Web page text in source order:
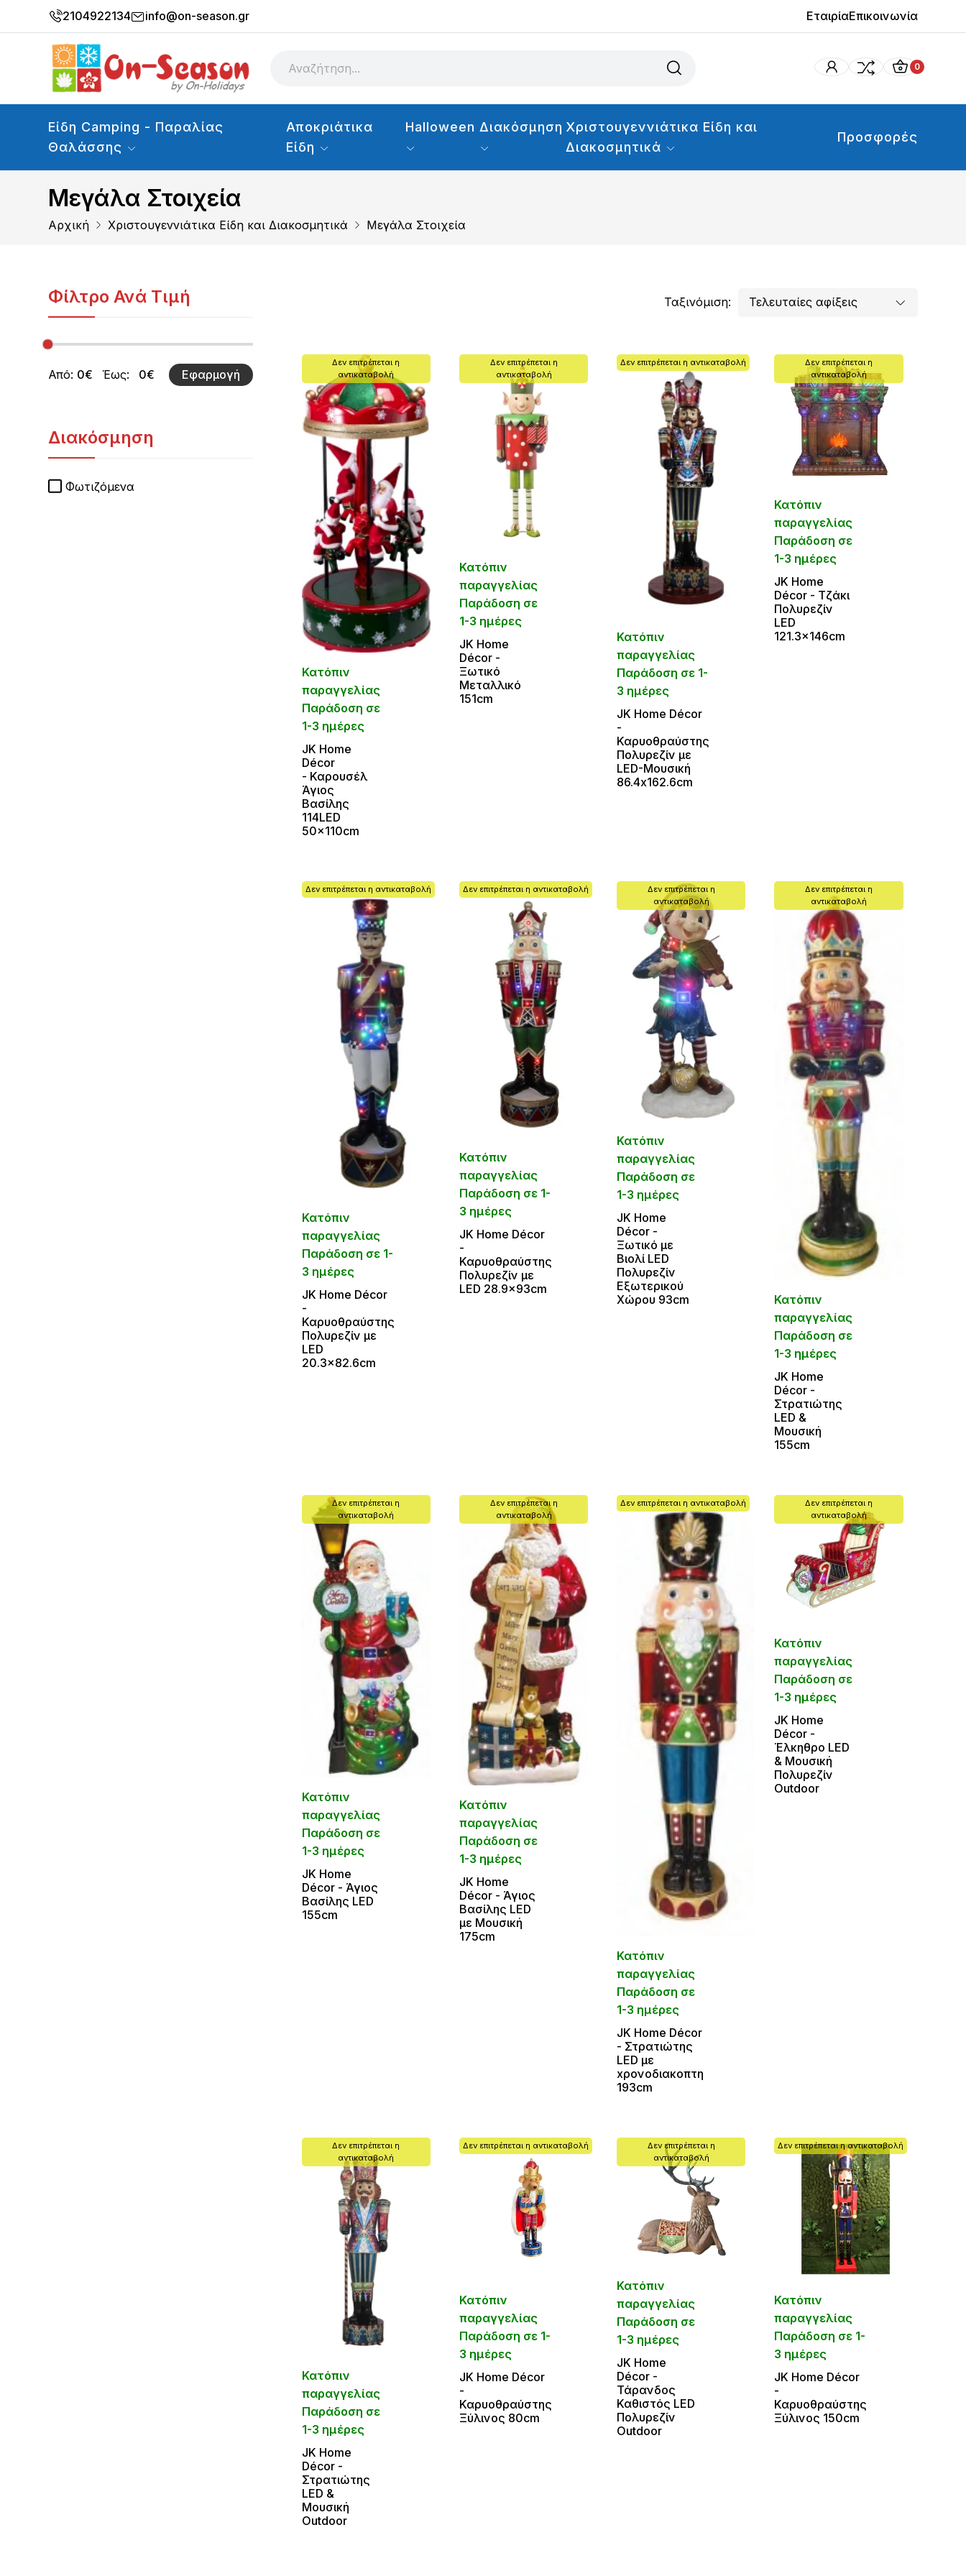
2104922134 info@on-season.gr ΕταιρίαΕπικοινωνία
0
Είδη Camping - Παραλίας
Θαλάσσης
Αποκριάτικα
Είδη
Halloween Διακόσμηση Χριστουγεννιάτικα Είδη και
Διακοσμητικά
Προσφορές
Μεγάλα Στοιχεία
Αρχική Χριστουγεννιάτικα Είδη και Διακοσμητικά Μεγάλα Στοιχεία
Φίλτρο Ανά Τιμή
Από: Έως: Εφαρμογή
Διακόσμηση
Φωτιζόμενα
Ταξινόμιση:
Δεν επιτρέπεται η
αντικαταβολή
Κατόπιν
παραγγελίας
Παράδοση σε
1-3 ημέρες
JK Home
Décor
- Καρουσέλ
Άγιος
Βασίλης
114LED
50x110cm
Δεν επιτρέπεται η
αντικαταβολή
Κατόπιν
παραγγελίας
Παράδοση σε
1-3 ημέρες
JΚ Home
Décor -
Ξωτικό
Μεταλλικό
151cm
Δεν επιτρέπεται η αντικαταβολή
Κατόπιν
παραγγελίας
Παράδοση σε 1-
3 ημέρες
JΚ Home Décor
-
Καρυοθραύστης
Πολυρεζίν με
LED-Μουσική
86.4x162.6cm
Δεν επιτρέπεται η
αντικαταβολή
Κατόπιν
παραγγελίας
Παράδοση σε
1-3 ημέρες
JK Home
Décor - Tζάκι
Πολυρεζίν
LED
121.3x146cm
Δεν επιτρέπεται η αντικαταβολή
Κατόπιν
παραγγελίας
Παράδοση σε 1-
3 ημέρες
JΚ Home Décor
-
Καρυοθραύστης
Πολυρεζίν με
LED
20.3x82.6cm
Δεν επιτρέπεται η αντικαταβολή
Κατόπιν
παραγγελίας
Παράδοση σε 1-
3 ημέρες
JΚ Home Décor
-
Καρυοθραύστης
Πολυρεζίν με
LED 28.9x93cm
Δεν επιτρέπεται η
αντικαταβολή
Κατόπιν
παραγγελίας
Παράδοση σε
1-3 ημέρες
JΚ Home
Décor -
Ξωτικό με
Βιολί LED
Πολυρεζίν
Εξωτερικού
Χώρου 93cm
Δεν επιτρέπεται η
αντικαταβολή
Κατόπιν
παραγγελίας
Παράδοση σε
1-3 ημέρες
JΚ Home
Décor -
Στρατιώτης
LED &
Μουσική
155cm
Δεν επιτρέπεται η
αντικαταβολή
Κατόπιν
παραγγελίας
Παράδοση σε
1-3 ημέρες
JΚ Home
Décor - Άγιος
Βασίλης LED
155cm
Δεν επιτρέπεται η
αντικαταβολή
Κατόπιν
παραγγελίας
Παράδοση σε
1-3 ημέρες
JΚ Home
Décor - Άγιος
Βασίλης LED
με Μουσική
175cm
Δεν επιτρέπεται η αντικαταβολή
Κατόπιν
παραγγελίας
Παράδοση σε
1-3 ημέρες
JK Home Décor
- Στρατιώτης
LED με
xρονοδιακοπτη
193cm
Δεν επιτρέπεται η
αντικαταβολή
Κατόπιν
παραγγελίας
Παράδοση σε
1-3 ημέρες
JΚ Home
Décor -
Έλκηθρο LED
& Μουσική
Πολυρεζίν
Outdoor
Δεν επιτρέπεται η
αντικαταβολή
Κατόπιν
παραγγελίας
Παράδοση σε
1-3 ημέρες
JΚ Home
Décor -
Στρατιώτης
LED &
Mουσική
Outdoor
Δεν επιτρέπεται η αντικαταβολή
Κατόπιν
παραγγελίας
Παράδοση σε 1-
3 ημέρες
JΚ Home Décor
-
Καρυοθραύστης
Ξύλινος 80cm
Δεν επιτρέπεται η
αντικαταβολή
Κατόπιν
παραγγελίας
Παράδοση σε
1-3 ημέρες
JΚ Home
Décor -
Τάρανδος
Καθιστός LED
Πολυρεζίν
Outdoor
Δεν επιτρέπεται η αντικαταβολή
Κατόπιν
παραγγελίας
Παράδοση σε 1-
3 ημέρες
JΚ Home Décor
-
Καρυοθραύστης
Ξύλινος 150cm